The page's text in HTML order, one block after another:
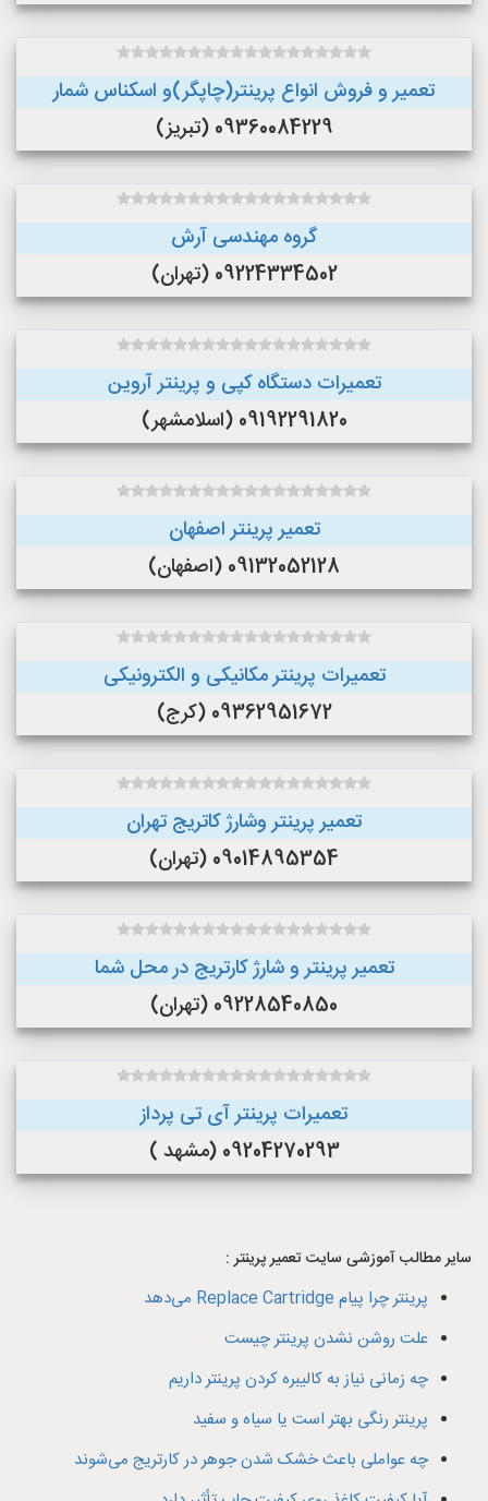
تعمیر و فروش انواع پرینتر(چاپگر)و اسکناس شمار
09360084229 (تبریز)
گروه مهندسی آرش
09224334502 (تهران)
تعمیرات دستگاه کپی و پرینتر آروین
09192291820 (اسلامشهر)
تعمیر پرینتر اصفهان
09132052128 (اصفهان)
تعمیرات پرینتر مکانیکی و الکترونیکی
09362951672 (کرج)
تعمیر پرینتر وشارژ کاتریج تهران
09014895354 (تهران)
تعمیر پرینتر و شارژ کارتریج در محل شما
09228540850 (تهران)
تعمیرات پرینتر آی تی پرداز
09204270293 (مشهد )
سایر مطالب آموزشی سایت تعمیر پرینتر :
پرینتر چرا پیام Replace Cartridge می‌دهد
علت روشن نشدن پرینتر چیست
چه زمانی نیاز به کالیبره کردن پرینتر داریم
پرینتر رنگی بهتر است یا سیاه و سفید
چه عواملی باعث خشک شدن جوهر در کارتریج می‌شوند